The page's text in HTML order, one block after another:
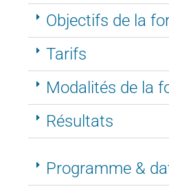
Objectifs de la
Tarifs
Modalités de la
Résultats
Programme &